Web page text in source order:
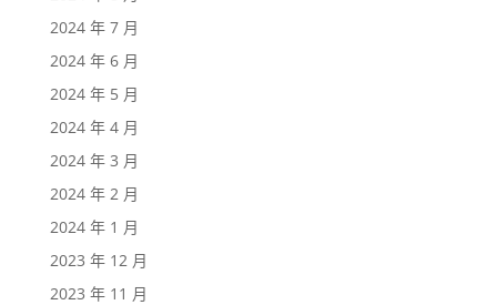
2024 年 7 月
2024 年 6 月
2024 年 5 月
2024 年 4 月
2024 年 3 月
2024 年 2 月
2024 年 1 月
2023 年 12 月
2023 年 11 月